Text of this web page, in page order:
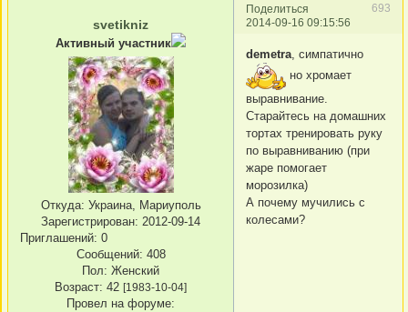
Поделиться
693
2014-09-16 09:15:56
svetikniz
Активный участник
Откуда: Украина, Мариуполь
Зарегистрирован: 2012-09-14
Приглашений: 0
Сообщений: 408
Пол: Женский
Возраст: 42 [1983-10-04]
Провел на форуме:
demetra, симпатично
но хромает
выравнивание.
Старайтесь на домашних
тортах тренировать руку
по выравниванию (при
жаре помогает
морозилка)
А почему мучились с
колесами?